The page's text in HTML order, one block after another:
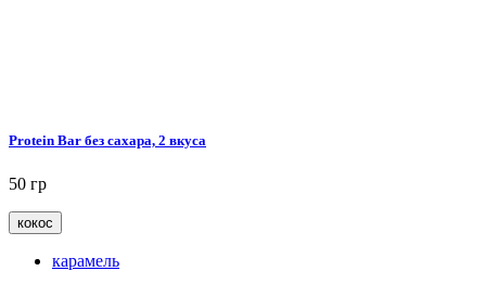
Protein Bar без сахара, 2 вкуса
50 гр
кокос
карамель